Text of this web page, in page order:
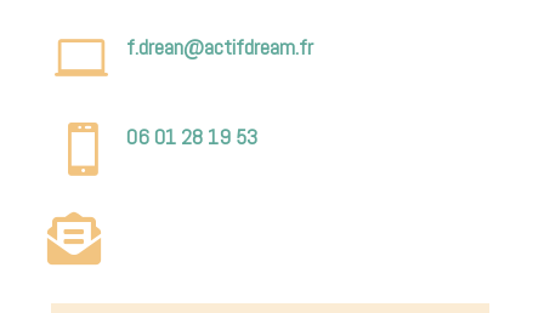
 f.drean@actifdream.fr
 06 01 28 19 53
